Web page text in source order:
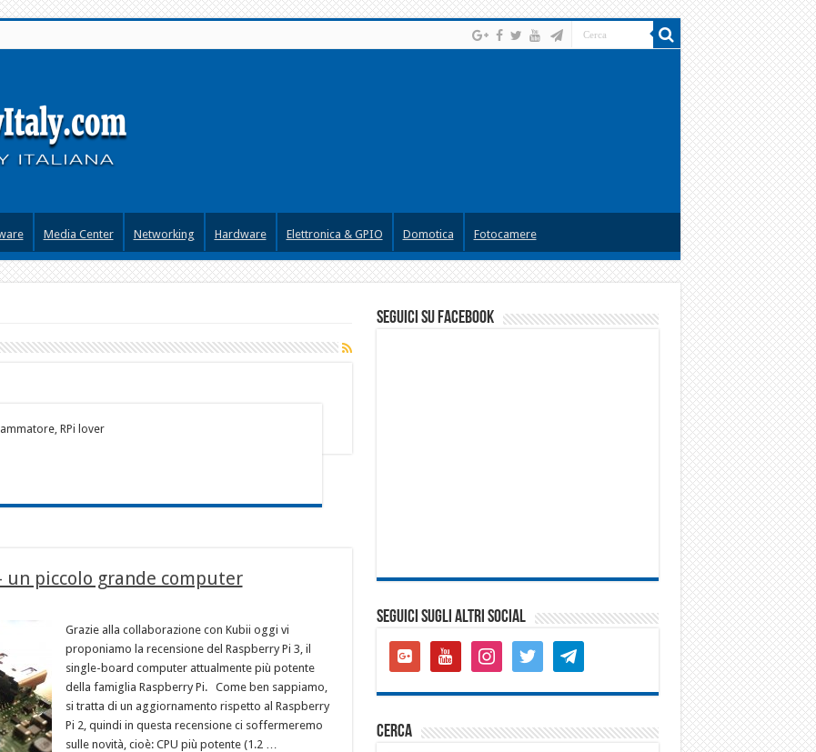
Media Center Networking Hardware Elettronica & GPIO Domotica Fotocamere
RPi lover
un piccolo grande computer
Grazie alla collaborazione con Kubii oggi vi
proponiamo la recensione del Raspberry Pi 3, il
single-board computer attualmente più potente
della famiglia Raspberry Pi. Come ben sappiamo,
si tratta di un aggiornamento rispetto al Raspberry
Pi 2, quindi in questa recensione ci soffermeremo
sulle novità, cioè: CPU più potente (1.2 …
seguici su facebook
SEGUICI SUGLI ALTRI SOCIAL
google-
plus-
youtube instagramtwitter telegram
cerca